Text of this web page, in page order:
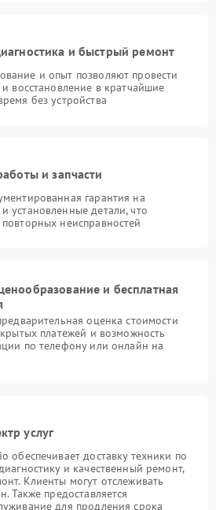
и быстрый ремонт
и опыт позволяют провести
и восстановление в кратчайшие
без устройства
и запчасти
гарантия на
установленные детали, что
неисправностей
и бесплатная
оценка стоимости
платежей и возможность
по телефону или онлайн на
услуг
обеспечивает доставку техники по
и качественный ремонт,
Клиенты могут отслеживать
Также предоставляется
для продления срока